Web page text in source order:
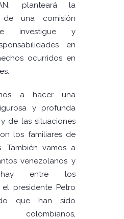
planteará la
de una comisión
investigue y
en
ocurridos en
a hacer una
y profunda
de las situaciones
los familiares de
También vamos a
venezolanos y
hay entre los
el presidente Petro
que han sido
colombianos,